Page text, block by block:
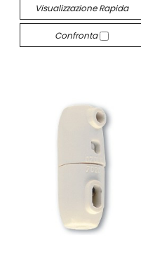
Visualizzazione Rapida
Confronta